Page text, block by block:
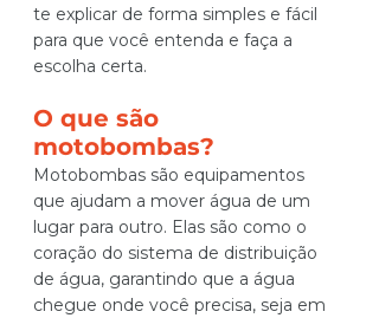
te explicar de forma simples e fácil
para que você entenda e faça a
escolha certa.
O que são
motobombas?
Motobombas são equipamentos
que ajudam a mover água de um
lugar para outro. Elas são como o
coração do sistema de distribuição
de água, garantindo que a água
chegue onde você precisa, seja em